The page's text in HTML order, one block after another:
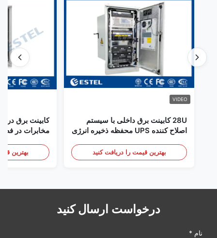
VIDEO
28U کابینت برق داخلی با سیستم
اصلاح کننده UPS محفظه ذخیره انرژی
بهترین قیمت را دریافت کنید
کابینت برق در
مخابرات در
بهترین
درخواست ارسال کنید
نام *